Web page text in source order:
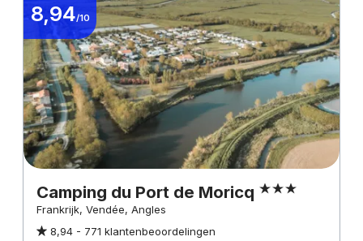
8,94/10
Camping du Port de Moricq
Frankrijk, Vendée, Angles
8,94 - 771 klantenbeoordelingen